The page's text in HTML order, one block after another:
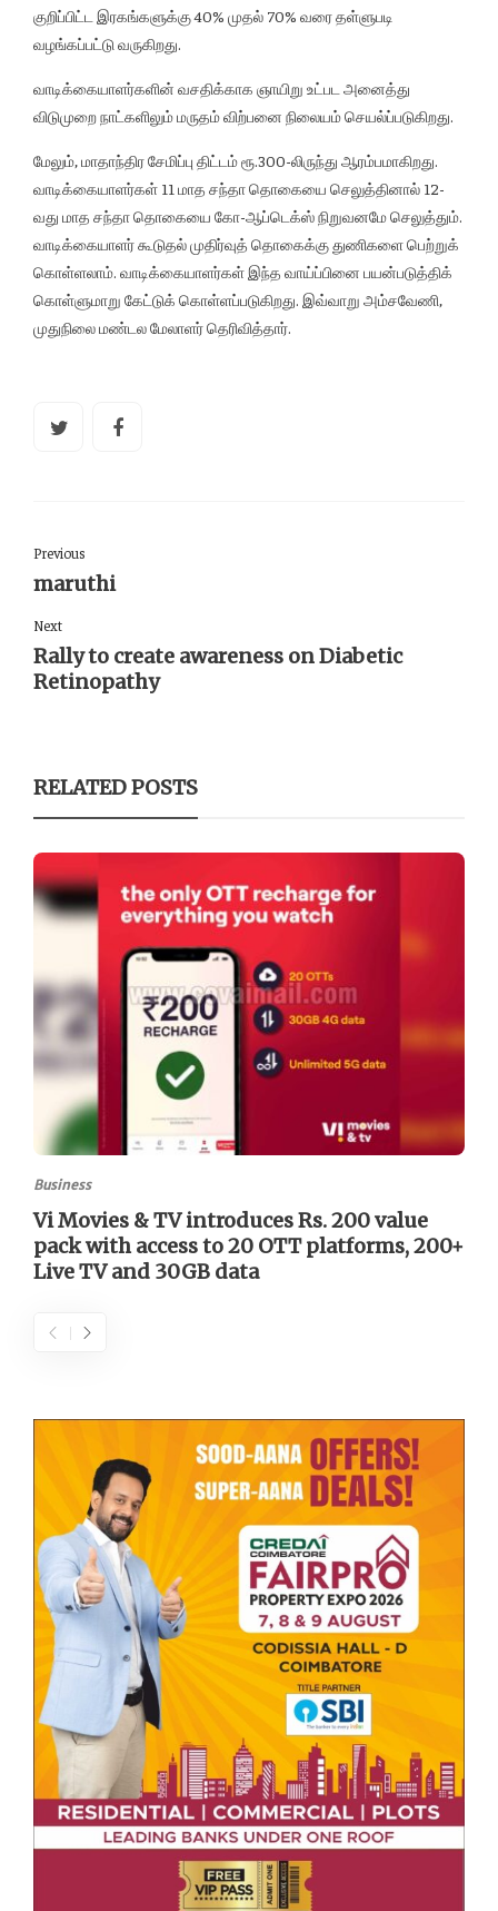
குறிப்பிட்ட இரகங்களுக்கு 40% முதல் 70% வரை தள்ளுபடி
வழங்கப்பட்டு வருகிறது.
வாடிக்கையாளர்களின் வசதிக்காக ஞாயிறு உட்பட அனைத்து
விடுமுறை நாட்களிலும் மருதம் விற்பனை நிலையம் செயல்ப்படுகிறது.
மேலும், மாதாந்திர சேமிப்பு திட்டம் ரூ.300-லிருந்து ஆரம்பமாகிறது.
வாடிக்கையாளர்கள் 11 மாத சந்தா தொகையை செலுத்தினால் 12-
வது மாத சந்தா தொகையை கோ-ஆப்டெக்ஸ் நிறுவனமே செலுத்தும்.
வாடிக்கையாளர் கூடுதல் முதிர்வுத் தொகைக்கு துணிகளை பெற்றுக்
கொள்ளலாம். வாடிக்கையாளர்கள் இந்த வாய்ப்பினை பயன்படுத்திக்
கொள்ளுமாறு கேட்டுக் கொள்ளப்படுகிறது. இவ்வாறு அம்சவேணி,
முதுநிலை மண்டல மேலாளர் தெரிவித்தார்.
Previous
maruthi
Next
Rally to create awareness on Diabetic
Retinopathy
RELATED POSTS
Business
Vi Movies & TV introduces Rs. 200 value
pack with access to 20 OTT platforms, 200+
Live TV and 30GB data